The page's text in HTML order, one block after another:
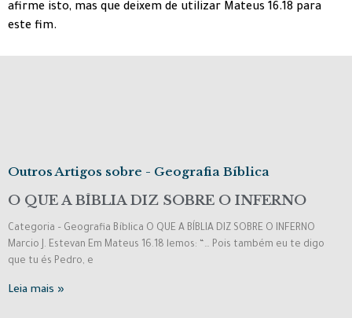
afirme isto, mas que deixem de utilizar Mateus 16.18 para
este fim.
Outros Artigos sobre - Geografia Bíblica
O QUE A BÍBLIA DIZ SOBRE O INFERNO
Categoria – Geografia Bíblica O QUE A BÍBLIA DIZ SOBRE O INFERNO
Marcio J. Estevan Em Mateus 16.18 lemos: “… Pois também eu te digo
que tu és Pedro, e
Leia mais »